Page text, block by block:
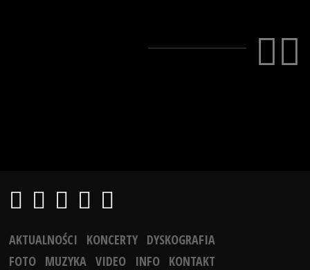
AKTUALNOŚCI KONCERTY DYSKOGRAFIA
FOTO MUZYKA VIDEO INFO KONTAKT